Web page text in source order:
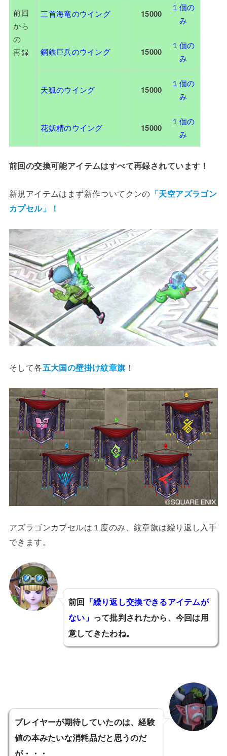
前回
から
の
再録
三首海竜のウイング 15000
１個の
み
鋼鉄巨兵のウイング 15000
１個の
み
天狐のウイング 15000
１個の
み
花妖精のウイング 15000
１個の
み
前回の交換可能アイテムはすべて再録されています！
新規アイテムはまず新作ついてクンの 「天空アズラゴン
カプセル」！
そして各五大国の壁掛け紋章旗！
アズラゴンカプセルは１度のみ、紋章旗は繰り返し入手
できます。
前回 「繰り返し交換できるアイテムが
ない」 って批判されたから、今回は用
意してきたわね。
プレイヤーが期待していたのは、経験
値の本みたいな消耗品だと思うのだ
が・・・